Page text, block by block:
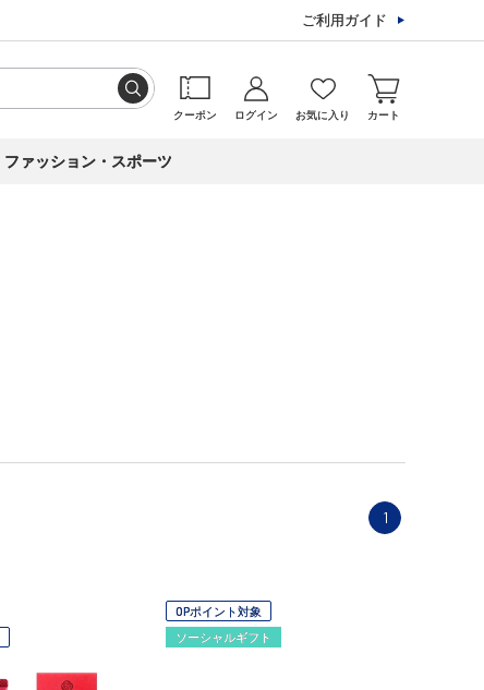
ご利用ガイド
クーポン ログイン お気に入り カート
ファッション・スポーツ
1
OPポイント対象
ソーシャルギフト